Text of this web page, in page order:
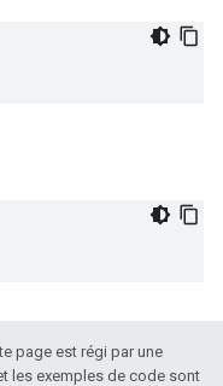
page est régi par une
les exemples de code sont